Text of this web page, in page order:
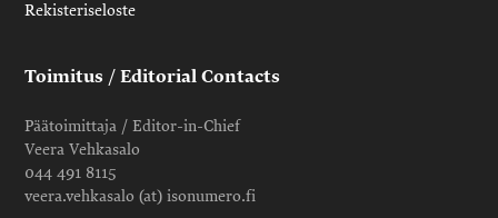
Rekisteriseloste
Toimitus / Editorial Contacts
Päätoimittaja / Editor-in-Chief
Veera Vehkasalo
044 491 8115
veera.vehkasalo (at) isonumero.fi